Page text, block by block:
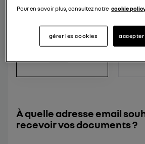
BROCHURE MODÈLE
À quelle adresse email
recevoir vos documents ?
Pour en savoir plus, consultez notre cookie
gérer les cookies